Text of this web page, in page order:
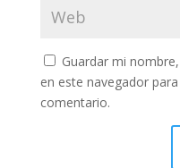
Guardar mi
en este navegador
comentario.